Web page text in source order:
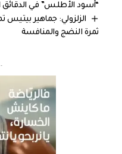
“أسود الأطلس” في الدقائق
الزلزولي: جماهير
ثمرة النضج والمنافسة
-